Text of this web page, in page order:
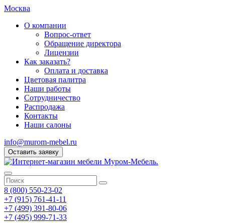
Москва
О компании
Вопрос-ответ
Обращение директора
Лицензии
Как заказать?
Оплата и доставка
Цветовая палитра
Наши работы
Сотрудничество
Распродажа
Контакты
Наши салоны
info@murom-mebel.ru
Оставить заявку
8 (800) 550-23-02
+7 (915) 761-41-11
+7 (499) 391-80-06
+7 (495) 999-71-33